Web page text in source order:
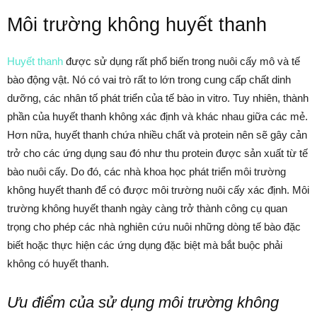
Môi trường không huyết thanh
Huyết thanh được sử dụng rất phổ biến trong nuôi cấy mô và tế
bào động vật. Nó có vai trò rất to lớn trong cung cấp chất dinh
dưỡng, các nhân tố phát triển của tế bào in vitro. Tuy nhiên, thành
phần của huyết thanh không xác định và khác nhau giữa các mẻ.
Hơn nữa, huyết thanh chứa nhiều chất và protein nên sẽ gây cản
trở cho các ứng dụng sau đó như thu protein được sản xuất từ tế
bào nuôi cấy. Do đó, các nhà khoa học phát triển môi trường
không huyết thanh để có được môi trường nuôi cấy xác định. Môi
trường không huyết thanh ngày càng trở thành công cụ quan
trọng cho phép các nhà nghiên cứu nuôi những dòng tế bào đặc
biết hoặc thực hiện các ứng dụng đặc biệt mà bắt buộc phải
không có huyết thanh.
Ưu điểm của sử dụng môi trường không